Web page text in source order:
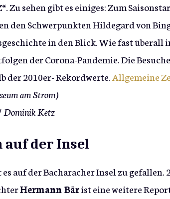
Zu sehen gibt es einiges: Zum
den Schwerpunkten Hildegard von
in den Blick. Wie fast
der Corona-Pandemie. Die
der 2010er- Rekordwerte.Allgemeine
am Strom)
Dominik Ketz
auf der Insel
es auf der Bacharacher Insel zu
Hermann Bärist eine weitere